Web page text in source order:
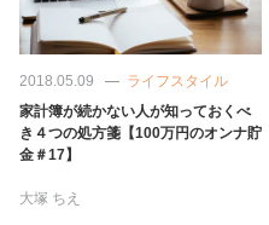
2018.05.09
ライフスタイル
家計簿が続かない人が知っておくべ
き４つの処方箋【100万円のオンナ貯
金＃17】
大塚 ちえ